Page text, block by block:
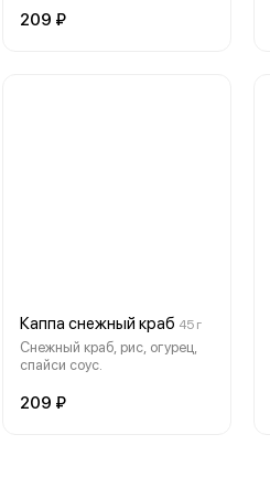
209 ₽
Каппа снежный краб 45 г
Снежный краб, рис, огурец,
спайси соус.
209 ₽